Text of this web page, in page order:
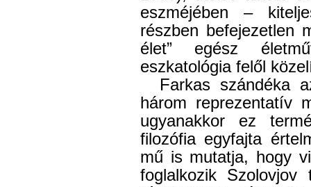
eszméjében –
részben befejezetlen
élet” egész
eszkatológia felől
Farkas szándéka
három reprezentatív
ugyanakkor ez
filozófia egyfajta
mű is mutatja, hogy
foglalkozik Szolovjov